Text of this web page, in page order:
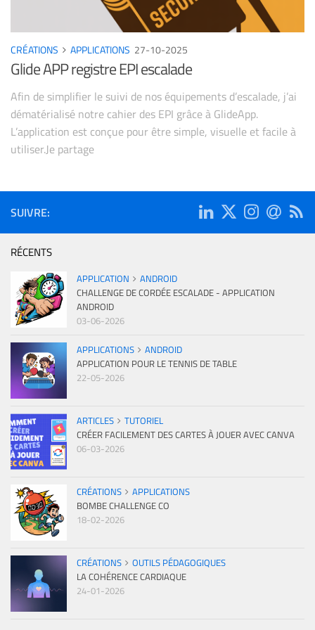
CRÉATIONS APPLICATIONS 27-10-2025
Glide APP registre EPI escalade
Afin de simplifier le suivi de nos équipements d’escalade, j’ai
dématérialisé notre cahier des EPI grâce à GlideApp.
L’application est conçue pour être simple, visuelle et facile à
utiliser.Je partage
SUIVRE:
RÉCENTS
APPLICATION
ANDROID
CHALLENGE DE CORDÉE ESCALADE - APPLICATION
ANDROID
03-06-2026
APPLICATIONS
ANDROID
APPLICATION POUR LE TENNIS DE TABLE
22-05-2026
ARTICLES
TUTORIEL
CRÉER FACILEMENT DES CARTES À JOUER AVEC CANVA
06-03-2026
CRÉATIONS
APPLICATIONS
BOMBE CHALLENGE CO
18-02-2026
CRÉATIONS
OUTILS PÉDAGOGIQUES
LA COHÉRENCE CARDIAQUE
24-01-2026